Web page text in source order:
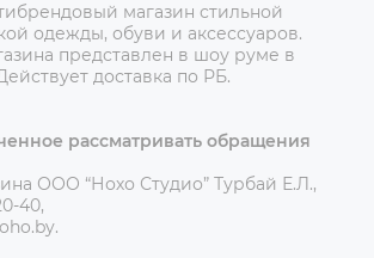
магазин стильной
одежды, обуви и аксессуаров.
представлен в шоу руме в
доставка по РБ.
рассматривать обращения
ООО “Нохо Студио” Турбай Е.Л.,
40,